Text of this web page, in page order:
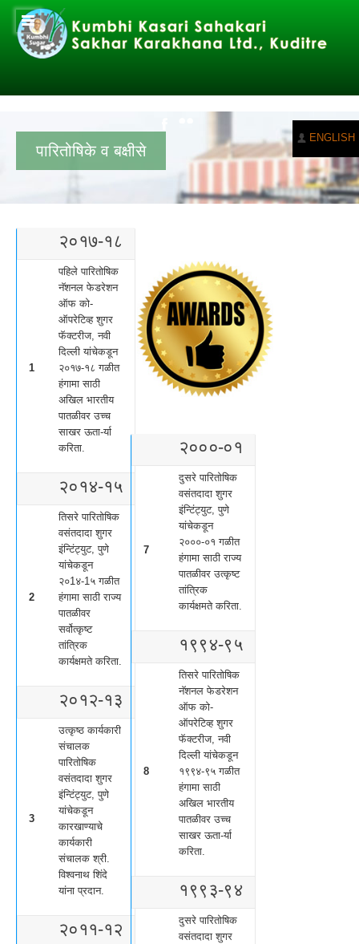
ENGLISH
पारितोषिके व बक्षीसे
२०१७-१८
1
पहिले पारितोषिक
नॅशनल फेडरेशन
ऑफ को-
ऑपरेटिव्ह शुगर
फॅक्टरीज, नवी
दिल्ली यांचेकडून
२०१७-१८ गळीत
हंगामा साठी
अखिल भारतीय
पातळीवर उच्च
साखर ऊता-र्या
करिता.
२०१४-१५
2
तिसरे पारितोषिक
वसंतदादा शुगर
इंन्टिंट्युट, पुणे
यांचेकडून
२०1४-1५ गळीत
हंगामा साठी राज्य
पातळीवर
सर्वोत्कृष्ट
तांत्रिक
कार्यक्षमते करिता.
२०१२-१३
3
उत्कृष्ठ कार्यकारी
संचालक
पारितोषिक
वसंतदादा शुगर
इंन्टिंट्युट, पुणे
यांचेकडून
कारखाण्याचे
कार्यकारी
संचालक श्री.
विश्वनाथ शिंदे
यांना प्रदान.
२०११-१२
२०००-०१
7
दुसरे पारितोषिक
वसंतदादा शुगर
इंन्टिंट्युट, पुणे
यांचेकडून
२०००-०१ गळीत
हंगामा साठी राज्य
पातळीवर उत्कृष्ट
तांत्रिक
कार्यक्षमते करिता.
१९९४-९५
8
तिसरे पारितोषिक
नॅशनल फेडरेशन
ऑफ को-
ऑपरेटिव्ह शुगर
फॅक्टरीज, नवी
दिल्ली यांचेकडून
१९९४-९५ गळीत
हंगामा साठी
अखिल भारतीय
पातळीवर उच्च
साखर ऊता-र्या
करिता.
१९९३-९४
दुसरे पारितोषिक
वसंतदादा शुगर